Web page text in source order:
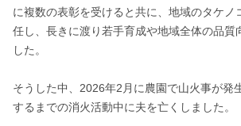
に複数の表彰を受けると共に、地域のタケノ
任し、長きに渡り若手育成や地域全体の品質
した。
そうした中、2026年2月に農園で山火事が発
するまでの消火活動中に夫を亡くしました。